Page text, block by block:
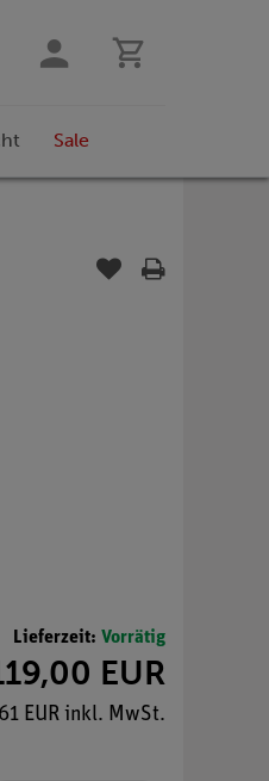
Sale
Lieferzeit: Vorrätig
EUR
EUR inkl. MwSt.